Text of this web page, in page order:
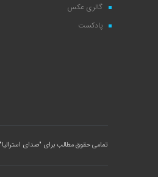
گالری عکس
پادکست
تمامی حقوق مطالب برای "صدای استرالیا"